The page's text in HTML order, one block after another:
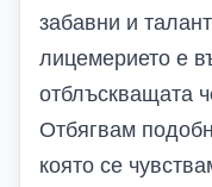
забавни и
лицемерието е
отблъскващата
Отбягвам
която се